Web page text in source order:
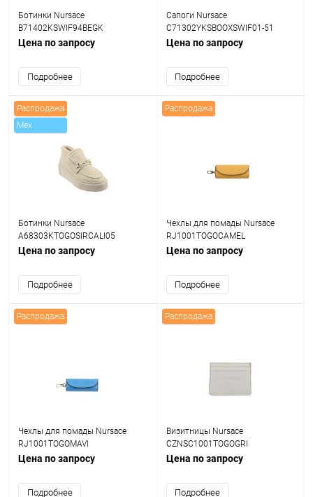
Ботинки Nursace
B71402KSWIF94BEGK
Цена по запросу
Подробнее
Сапоги Nursace
C71302YKSBOOXSWIF01-51
Цена по запросу
Подробнее
Распродажа
Mex
Ботинки Nursace
A68303KTOGOSIRCALI05
Цена по запросу
Подробнее
Распродажа
Чехлы для помады Nursace
RJ1001TOGOCAMEL
Цена по запросу
Подробнее
Распродажа
Чехлы для помады Nursace
RJ1001TOGOMAVI
Цена по запросу
Подробнее
Распродажа
Визитницы Nursace
CZNSC1001TOGOGRI
Цена по запросу
Подробнее